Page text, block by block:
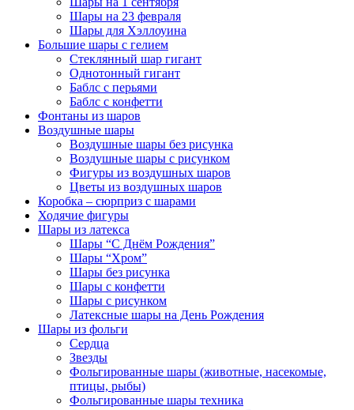
Шары на 23 февраля
Шары для Хэллоуина
Большие шары с гелием
Стеклянный шар гигант
Однотонный гигант
Баблс с перьями
Баблс с конфетти
Фонтаны из шаров
Воздушные шары
Воздушные шары без рисунка
Воздушные шары с рисунком
Фигуры из воздушных шаров
Цветы из воздушных шаров
Коробка – сюрприз с шарами
Ходячие фигуры
Шары из латекса
Шары “С Днём Рождения”
Шары “Хром”
Шары без рисунка
Шары с конфетти
Шары с рисунком
Латексные шары на День Рождения
Шары из фольги
Сердца
Звезды
Фольгированные шары (животные, насекомые,
птицы, рыбы)
Фольгированные шары техника